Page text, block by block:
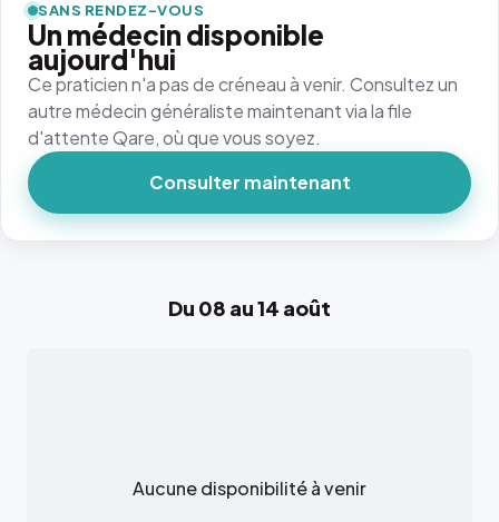
Du 08 au 14 août
Aucune disponibilité à venir
SANS RENDEZ-VOUS
Un médecin disponible
aujourd'hui
Ce praticien n'a pas de créneau à venir. Consultez un
autre médecin généraliste maintenant via la file
d'attente Qare, où que vous soyez.
Consulter maintenant